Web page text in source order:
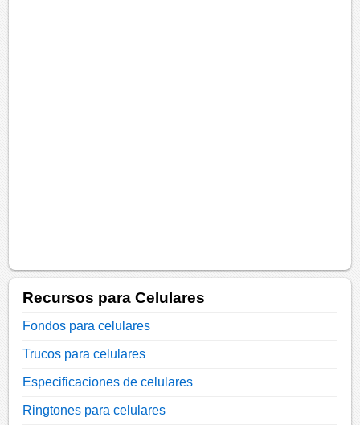
Recursos para Celulares
Fondos para celulares
Trucos para celulares
Especificaciones de celulares
Ringtones para celulares